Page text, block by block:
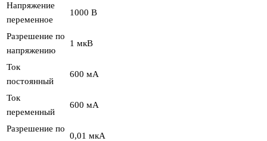
Напряжение
переменное
1000 В
Разрешение по
напряжению
1 мкВ
Ток
постоянный
600 мА
Ток
переменный
600 мА
Разрешение по
0,01 мкА